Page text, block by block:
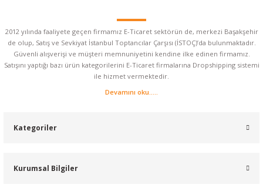
2012 yılında faaliyete geçen firmamız E-Ticaret sektörün de, merkezi Başakşehir
de olup, Satış ve Sevkiyat İstanbul Toptancılar Çarşısı (İSTOÇ)’da bulunmaktadır.
Güvenli alışverişi ve müşteri memnuniyetini kendine ilke edinen firmamız.
Satışını yaptığı bazı ürün kategorilerini E-Ticaret firmalarına Dropshipping sistemi
ile hizmet vermektedir.
Devamını oku.....
Kategoriler
Kurumsal Bilgiler